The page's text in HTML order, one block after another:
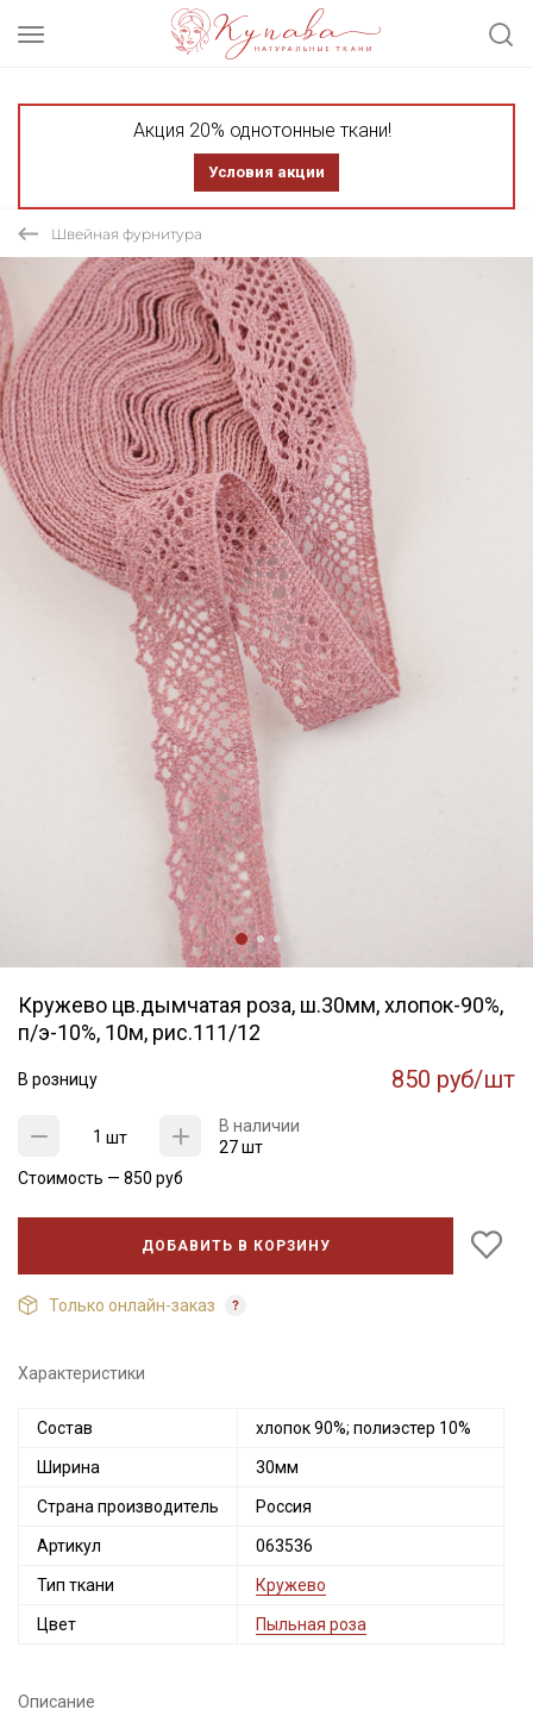
Акция 20% однотонные ткани!
Условия акции
Швейная фурнитура
Кружево цв.дымчатая роза, ш.30мм, хлопок-90%,
п/э-10%, 10м, рис.111/12
В розницу 850 руб/шт
шт
В наличии
27 шт
Стоимость — 850 руб
ДОБАВИТЬ В КОРЗИНУ
Только онлайн-заказ
Характеристики
Состав хлопок 90%; полиэстер 10%
Ширина 30мм
Страна производитель Россия
Артикул 063536
Тип ткани Кружево
Цвет Пыльная роза
Описание